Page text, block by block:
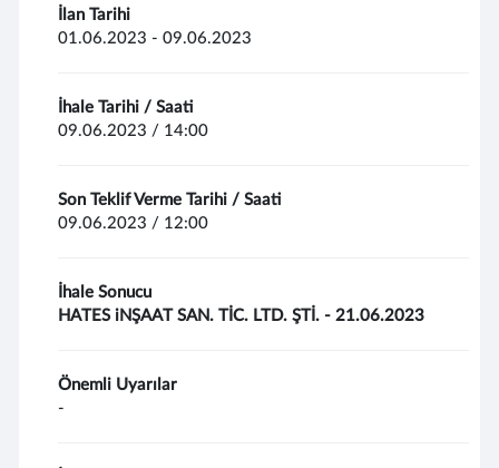
İlan Tarihi
01.06.2023 - 09.06.2023
İhale Tarihi / Saati
09.06.2023 / 14:00
Son Teklif Verme Tarihi / Saati
09.06.2023 / 12:00
İhale Sonucu
HATES iNŞAAT SAN. TİC. LTD. ŞTİ. - 21.06.2023
Önemli Uyarılar
-